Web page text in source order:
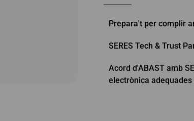
Prepara't per complir
SERES Tech & Trust
Acord d'ABAST amb
electrònica adequades